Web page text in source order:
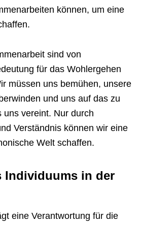
können, um eine
sind von
für das Wohlergehen
müssen uns bemühen, unsere
und uns auf das zu
uns vereint. Nur durch
Verständnis können wir eine
Welt schaffen.
Individuums in der
eine Verantwortung für die